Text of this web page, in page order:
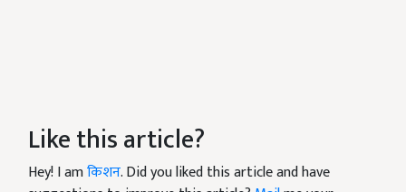
Like this article?
Hey! I amकिशन. Did you liked this article and have